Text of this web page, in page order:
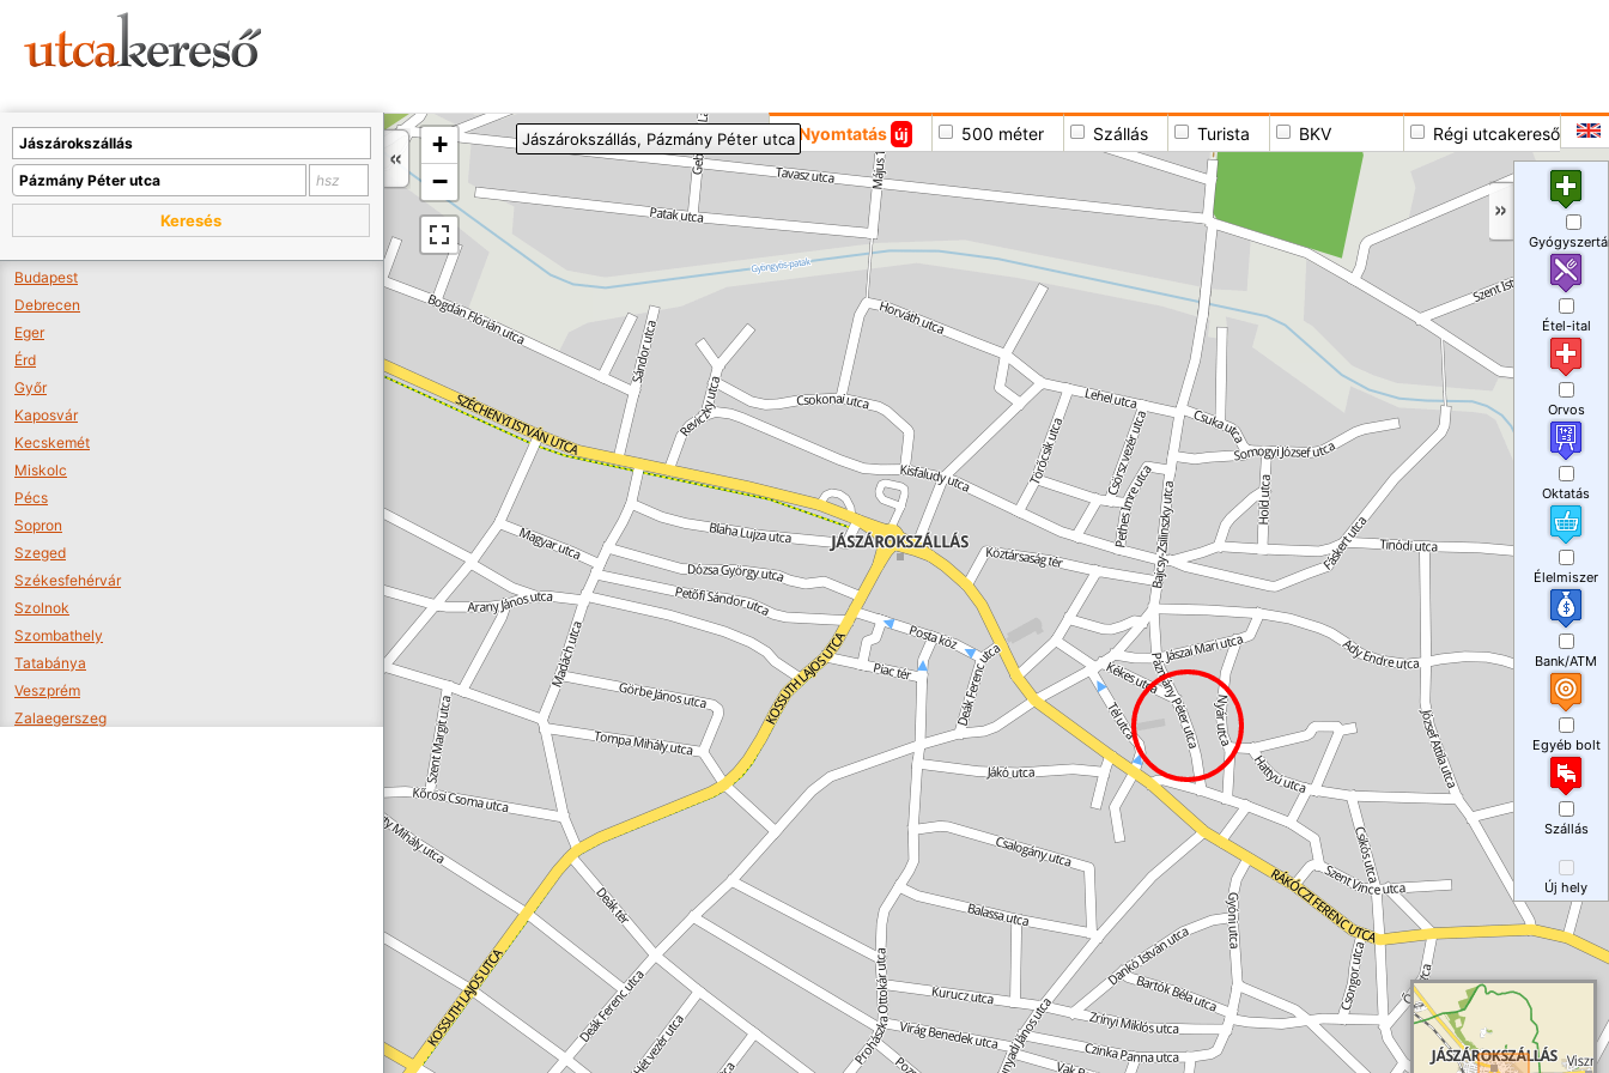
+
−
Nyomtatás új 500 méter Szállás Turista BKV Régi utcakereső
Jászárokszállás, Pázmány Péter utca
Keresés
Budapest
Debrecen
Eger
Érd
Győr
Kaposvár
Kecskemét
Miskolc
Pécs
Sopron
Szeged
Székesfehérvár
Szolnok
Szombathely
Tatabánya
Veszprém
Zalaegerszeg
Étel-ital
Orvos
Oktatás
Élelmiszer
Bank/ATM
Egyéb bolt
Szállás
Új hely
A térképet kicsinyíteni kell, hogy látszódjanak a boltok.
Boltok látszódjanak >>